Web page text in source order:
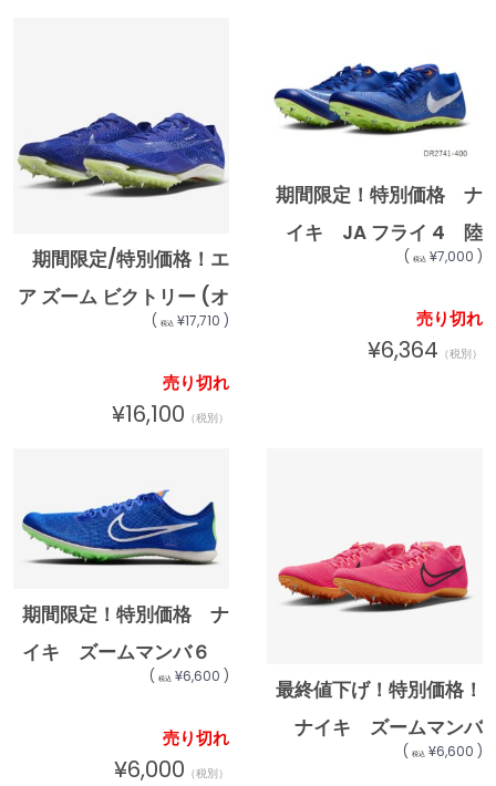
Ohtani v1 Metal WT1
MSHOWT1 ★24000
期間限定/特別価格！エ
ア ズーム ビクトリー (オ
ールウェザー専用) 陸
上スパイク CD-
4385 400★24600
(税込 ¥17,710 )
売り切れ
¥16,100 （税別）
期間限定！特別価格 ナ
イキ JA フライ 4 陸
上スパイク nike トラ
ックアンドフィールド ス
プリンティング スパイ
( 税込 ¥7,000 )
売り切れ
¥6,364 （税別）
期間限定！特別価格 ナ
イキ ズームマンバ６
陸上スパイク nike ト
ラックアンドフィールド
ディスタンス スパイク
(税込 ¥6,600 )
売り切れ
¥6,000 （税別）
最終値下げ！特別価格！
ナイキ ズームマンバ
６ 陸上スパイク
( 税込 ¥6,600 )